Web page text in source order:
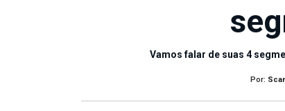
Vamos falar de suas 4
Por: